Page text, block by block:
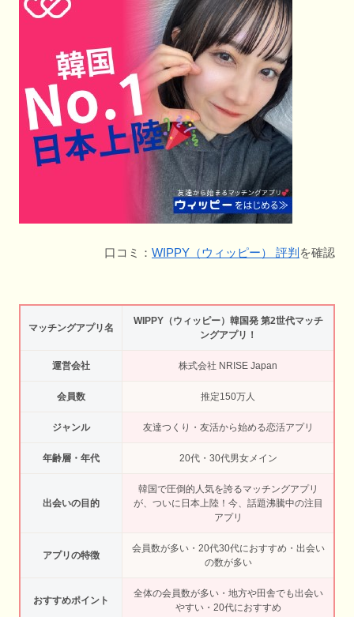
口コミ： WIPPY（ウィッピー） 評判 を確認
マッチングアプリ名
WIPPY（ウィッピー）韓国発 第2世代マッチ
ングアプリ！
運営会社 ​株式会社 NRISE Japan
会員数 推定150万人
ジャンル 友達つくり・友活から始める恋活アプリ
年齢層・年代 20代・30代男女メイン
出会いの目的
韓国で圧倒的人気を誇るマッチングアプリ
が、ついに日本上陸！今、話題沸騰中の注目
アプリ
アプリの特徴
会員数が多い・20代30代におすすめ・出会い
の数が多い
おすすめポイント
全体の会員数が多い・地方や田舎でも出会い
やすい・20代におすすめ